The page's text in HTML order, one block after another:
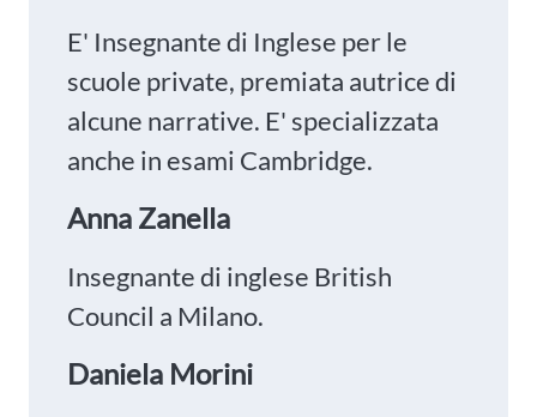
E' Insegnante di Inglese per le
scuole private, premiata autrice di
alcune narrative. E' specializzata
anche in esami Cambridge.
Anna Zanella
Insegnante di inglese British
Council a Milano.
Daniela Morini